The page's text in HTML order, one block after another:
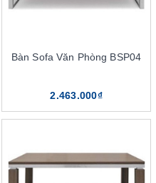
dáng và mẫu mã
Bàn Sofa Văn Phòng BSP04
2.463.000₫